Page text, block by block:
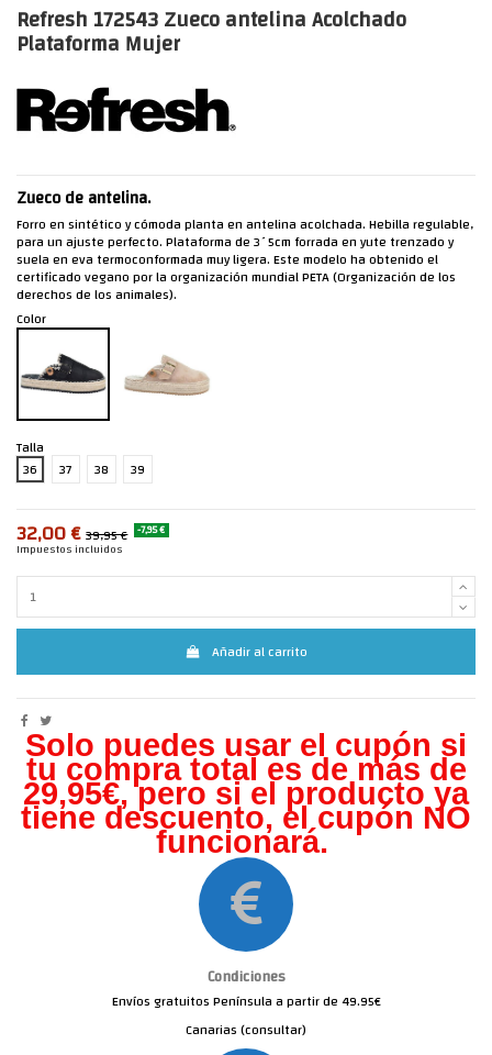
Refresh 172543 Zueco antelina Acolchado
Plataforma Mujer
Zueco de antelina.
Forro en sintético y cómoda planta en antelina acolchada. Hebilla regulable,
para un ajuste perfecto. Plataforma de 3´5cm forrada en yute trenzado y
suela en eva termoconformada muy ligera. Este modelo ha obtenido el
certificado vegano por la organización mundial PETA (Organización de los
derechos de los animales).
Color
Talla
36
37 38 39
32,00 € 39,95 € -7,95 €
Impuestos incluidos
Añadir al carrito
Solo puedes usar el cupón si
tu compra total es de más de
29,95€, pero si el producto ya
tiene descuento, el cupón NO
funcionará.
Condiciones
Envíos gratuitos Península a partir de 49.95€
Canarias (consultar)